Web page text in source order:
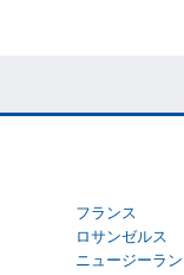
フランス
ロサンゼルス
ニュージーラ